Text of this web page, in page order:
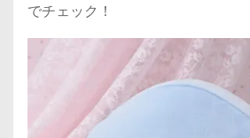
でチェック！